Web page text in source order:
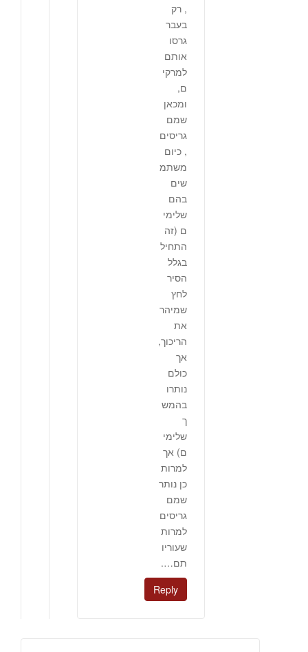
, רק
בעבר
גרסו
אותם
למרקי
ם,
ומכאן
שמם
גריסים
, כיום
משתמ
שים
בהם
שלימי
ם (זה
התחיל
בגלל
הסיר
לחץ
שמיהר
את
הריכוך,
אך
כולם
נותרו
בהמש
ך
שלימי
ם) אך
למרות
כן נותר
שמם
גריסים
למרות
שעוריו
תם….
Reply